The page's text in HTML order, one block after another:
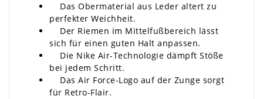
Das Obermaterial aus Leder altert zu
perfekter Weichheit.
Der Riemen im Mittelfußbereich lässt
sich für einen guten Halt anpassen.
Die Nike Air-Technologie dämpft Stöße
bei jedem Schritt.
Das Air Force-Logo auf der Zunge sorgt
für Retro-Flair.